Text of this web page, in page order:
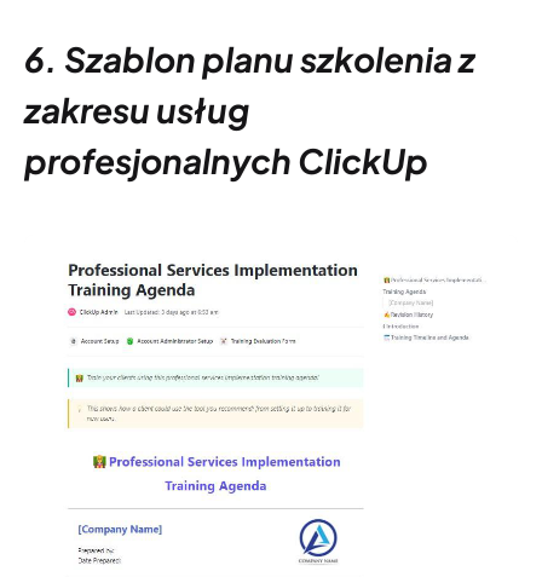
6. Szablon planu szkolenia z
zakresu usług
profesjonalnych ClickUp